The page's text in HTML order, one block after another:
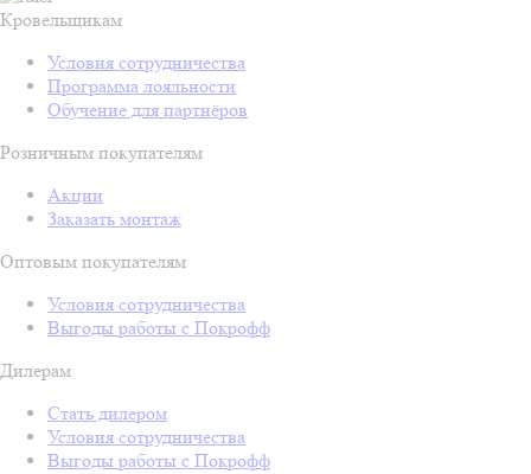
Кровельщикам
Условия сотрудничества
Программа лояльности
Обучение для партнёров
Розничным покупателям
Акции
Заказать монтаж
Оптовым покупателям
Условия сотрудничества
Выгоды работы с Покрофф
Дилерам
Стать дилером
Условия сотрудничества
Выгоды работы с Покрофф